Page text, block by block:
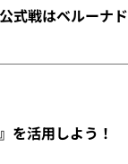
式戦はベルーナド
を活用しよう！